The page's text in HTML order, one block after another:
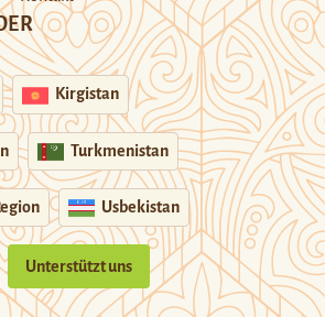
Kirgistan
Turkmenistan
Usbekistan
Unterstützt uns